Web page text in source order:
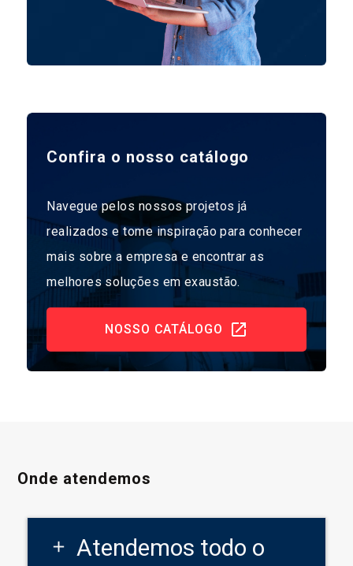
Confira o nosso catálogo
Navegue pelos nossos projetos já
realizados e tome inspiração para conhecer
mais sobre a empresa e encontrar as
melhores soluções em exaustão.
NOSSO CATÁLOGO
Onde atendemos
add
Atendemos todo o